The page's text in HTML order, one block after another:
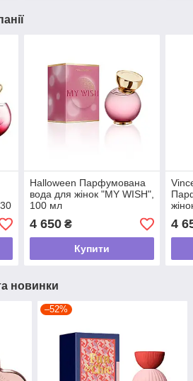
Halloween Парфумована
вода для жінок "MY WISH",
100 мл
4 650₴
Купити
4
новинки
–52%